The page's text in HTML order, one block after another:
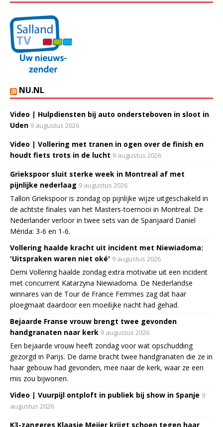
NU.NL
Video | Hulpdiensten bij auto ondersteboven in sloot in
Uden 9 augustus 2026
Video | Vollering met tranen in ogen over de finish en
houdt fiets trots in de lucht 9 augustus 2026
Griekspoor sluit sterke week in Montreal af met
pijnlijke nederlaag 9 augustus 2026
Tallon Griekspoor is zondag op pijnlijke wijze uitgeschakeld in
de achtste finales van het Masters-toernooi in Montreal. De
Nederlander verloor in twee sets van de Spanjaard Daniel
Mérida: 3-6 en 1-6.
Vollering haalde kracht uit incident met Niewiadoma:
'Uitspraken waren niet oké' 9 augustus 2026
Demi Vollering haalde zondag extra motivatie uit een incident
met concurrent Katarzyna Niewiadoma. De Nederlandse
winnares van de Tour de France Femmes zag dat haar
ploegmaat daardoor een moeilijke nacht had gehad.
Bejaarde Franse vrouw brengt twee gevonden
handgranaten naar kerk 9 augustus 2026
Een bejaarde vrouw heeft zondag voor wat opschudding
gezorgd in Parijs. De dame bracht twee handgranaten die ze in
haar gebouw had gevonden, mee naar de kerk, waar ze een
mis zou bijwonen.
Video | Vuurpijl ontploft in publiek bij show in Spanje 9
augustus 2026
K3-zangeres Klaasje Meijer krijgt schoen tegen haar